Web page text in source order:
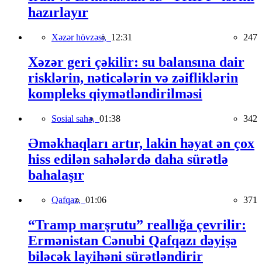
hazırlayır
Xəzər hövzəsi, 12:31 247
Xəzər geri çəkilir: su balansına dair
risklərin, nəticələrin və zəifliklərin
kompleks qiymətləndirilməsi
Sosial sahə, 01:38 342
Əməkhaqları artır, lakin həyat ən çox
hiss edilən sahələrdə daha sürətlə
bahalaşır
Qafqaz, 01:06 371
“Tramp marşrutu” reallığa çevrilir:
Ermənistan Cənubi Qafqazı dəyişə
biləcək layihəni sürətləndirir